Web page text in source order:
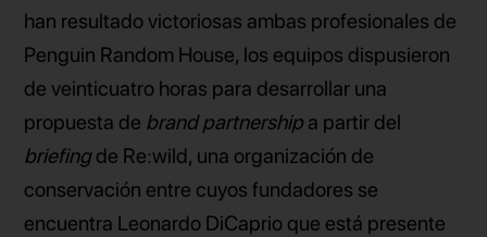
han resultado victoriosas ambas profesionales de
Penguin Random House, los equipos dispusieron
de veinticuatro horas para desarrollar una
propuesta de brand partnership a partir del
briefingde Re:wild, una organización de
conservación entre cuyos fundadores se
encuentra Leonardo DiCaprio que está presente